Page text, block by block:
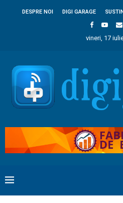
DESPRE NOI DIGI GARAGE
vineri, 17